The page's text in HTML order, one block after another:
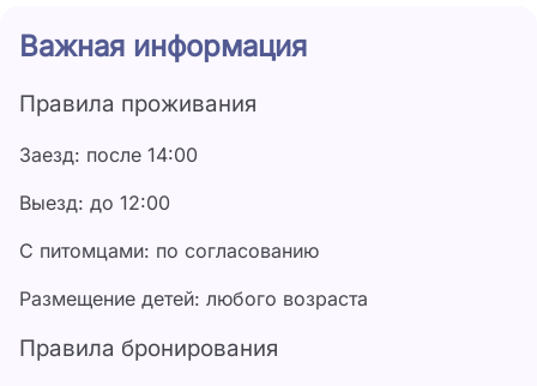
23 июня - 30 июня
14 сентября - 30 сентября
1 июля - 31 июля
1 августа - 31 августа
1 сентября - 14 сентября
Важная информация
Правила проживания
Заезд: после 14:00
Выезд: до 12:00
С питомцами: по согласованию
Размещение детей: любого возраста
Правила бронирования